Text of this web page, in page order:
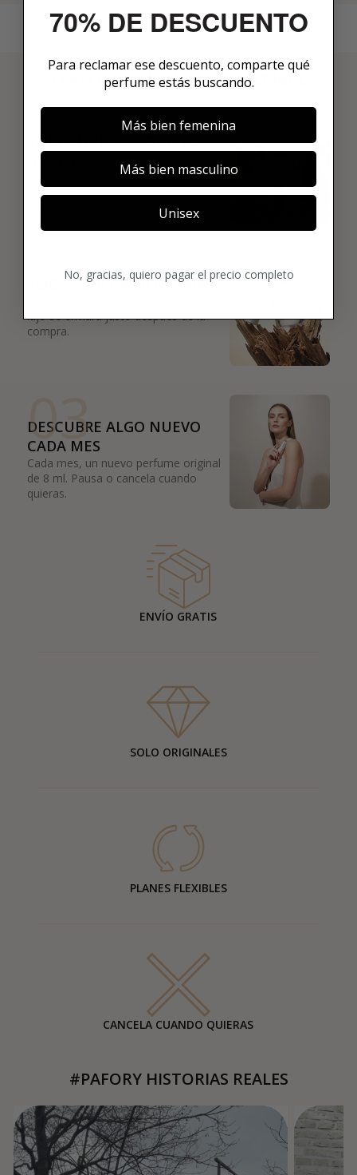
3 PASOS PARA HACERTE MIEMBRO
01
ENCUENTRA LO QUE TE
GUSTA
Explora más de 600 fragancias nicho y
añade tus favoritas directamente a tu
02
ELIGE TU PRIMER AROMA
lujo se enviará justo después de la
compra.
03
DESCUBRE ALGO NUEVO
CADA MES
Cada mes, un nuevo perfume original
de 8 ml. Pausa o cancela cuando
quieras.
ENVÍO GRATIS
SOLO ORIGINALES
PLANES FLEXIBLES
CANCELA CUANDO QUIERAS
#PAFORY HISTORIAS REALES
70% DE DESCUENTO
Para reclamar ese descuento, comparte qué
perfume estás buscando.
Más bien femenina
Más bien masculino
Unisex
No, gracias, quiero pagar el precio completo